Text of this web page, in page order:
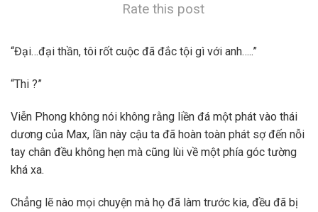
Rate this post
“Đại…đại thần, tôi rốt cuộc đã đắc tội gì với anh…..”
“Thi ?”
Viễn Phong không nói không rằng liền đá một phát vào thái
dương của Max, lần này cậu ta đã hoàn toàn phát sợ đến nỗi
tay chân đều không hẹn mà cũng lùi về một phía góc tường
khá xa.
Chẳng lẽ nào mọi chuyện mà họ đã làm trước kia, đều đã bị